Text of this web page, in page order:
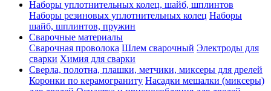
Наборы уплотнительных колец, шайб, шплинтов
Наборы резиновых уплотнительных колец Наборы
шайб, шплинтов, пружин
Сварочные материалы
Сварочная проволока Шлем сварочный Электроды для
сварки Химия для сварки
Сверла, полотна, плашки, метчики, миксеры для дрелей
Коронки по керамограниту Насадки мешалки (миксеры)